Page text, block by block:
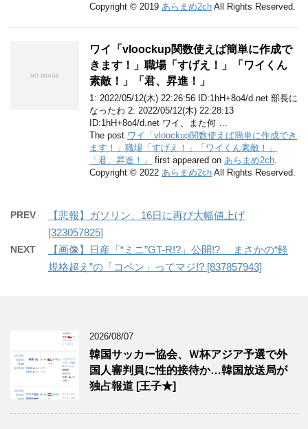
Copyright © 2019 あらまめ2ch All Rights Reserved.
ワイ「vloockup関数使えば簡単に作成で
きます！」職場「すげえ！」「ワイくん
素敵！」「君、昇進！」
1: 2022/05/12(木) 22:26:56 ID:1hH+8o4/d.net 部長に
なったわ 2: 2022/05/12(木) 22:28:13
ID:1hH+8o4/d.net ワイ、また何 …
The post ワイ「vloockup関数使えば簡単に作成でき
ます！」職場「すげえ！」「ワイくん素敵！」
「君、昇進！」
first appeared on あらまめ2ch
Copyright © 2022 あらまめ2ch All Rights Reserved.
PREV
【悲報】ガソリン、16日に再び大幅値上げ
[323057825]
NEXT
【画像】日産「“ミニ”GT-R!?」公開!? まさかの“軽
規格超え”の「コペン」ってマジ!? [837857943]
2026/08/07
韓国サッカー協会、Ｗ杯アジア予選で外
国人審判員に性的接待か…韓国放送局が
独占報道 [王子★]